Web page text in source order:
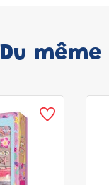
Du même